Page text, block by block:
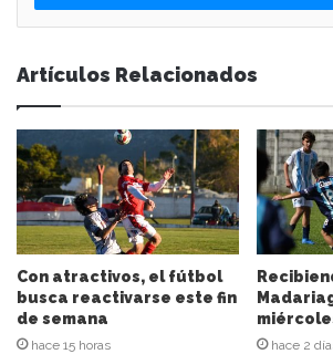
e
s
u
d
i
r
e
c
c
i
ó
n
d
Artículos Relacionados
Con atractivos, el fútbol
busca reactivarse este fin
de semana
hace 15 horas hace 2